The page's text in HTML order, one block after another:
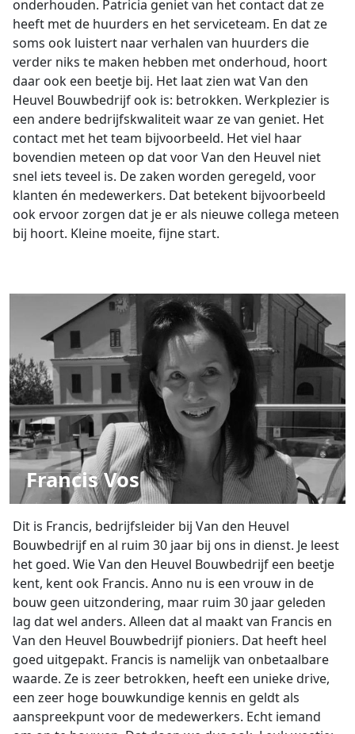
onderhouden. Patricia geniet van het contact dat ze
heeft met de huurders en het serviceteam. En dat ze
soms ook luistert naar verhalen van huurders die
verder niks te maken hebben met onderhoud, hoort
daar ook een beetje bij. Het laat zien wat Van den
Heuvel Bouwbedrijf ook is: betrokken. Werkplezier is
een andere bedrijfskwaliteit waar ze van geniet. Het
contact met het team bijvoorbeeld. Het viel haar
bovendien meteen op dat voor Van den Heuvel niet
snel iets teveel is. De zaken worden geregeld, voor
klanten én medewerkers. Dat betekent bijvoorbeeld
ook ervoor zorgen dat je er als nieuwe collega meteen
bij hoort. Kleine moeite, fijne start.
Francis Vos
Dit is Francis, bedrijfsleider bij Van den Heuvel
Bouwbedrijf en al ruim 30 jaar bij ons in dienst. Je leest
het goed. Wie Van den Heuvel Bouwbedrijf een beetje
kent, kent ook Francis. Anno nu is een vrouw in de
bouw geen uitzondering, maar ruim 30 jaar geleden
lag dat wel anders. Alleen dat al maakt van Francis en
Van den Heuvel Bouwbedrijf pioniers. Dat heeft heel
goed uitgepakt. Francis is namelijk van onbetaalbare
waarde. Ze is zeer betrokken, heeft een unieke drive,
een zeer hoge bouwkundige kennis en geldt als
aanspreekpunt voor de medewerkers. Echt iemand